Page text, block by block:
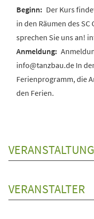
Der Kurs
in den Räumen des
sprechen Sie uns an!
info@tanzbau.de In
Ferienprogramm, die
den Ferien.
VERANSTALTER